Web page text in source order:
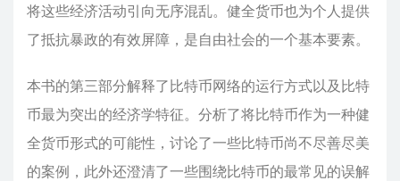
将这些经济活动引向无序混乱。健全货币也为个人提供
了抵抗暴政的有效屏障，是自由社会的一个基本要素。
本书的第三部分解释了比特币网络的运行方式以及比特
币最为突出的经济学特征。分析了将比特币作为一种健
全货币形式的可能性，讨论了一些比特币尚不尽善尽美
的案例，此外还澄清了一些围绕比特币的最常见的误解